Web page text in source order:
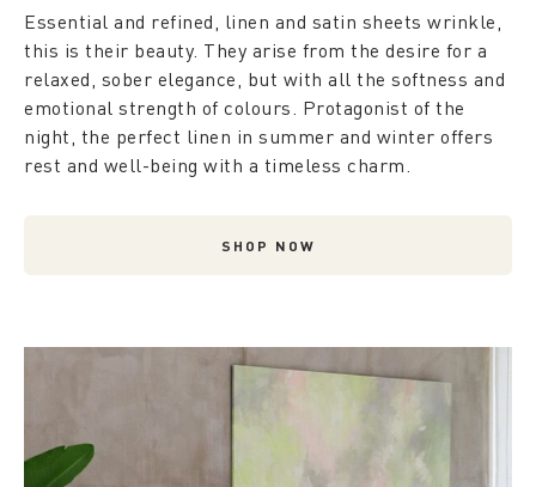
Essential and refined, linen and satin sheets wrinkle,
this is their beauty. They arise from the desire for a
relaxed, sober elegance, but with all the softness and
emotional strength of colours. Protagonist of the
night, the perfect linen in summer and winter offers
rest and well-being with a timeless charm.
SHOP NOW